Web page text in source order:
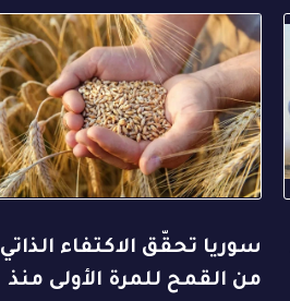
سوريا تحقّق الاكتفاء الذاتي
من القمح للمرة الأولى منذ